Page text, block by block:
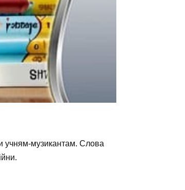
учням-музикантам. Слова